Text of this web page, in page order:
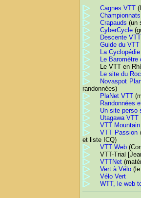
Cagnes VTT
Crapauds (un
CyberCycle
Descente VTT
Guide du
La Cyclopédie
Le Baromètre
Le VTT en
Le site du
Novaspot
randonnées)
PlaNet VTT
Randonnées
Un site perso
Utagawa VTT
VTT
VTT Passion
et liste ICQ)
VTT Web
VTT-Trial
VTTNet
Vert à Vélo
Vélo Vert
WTT, le web